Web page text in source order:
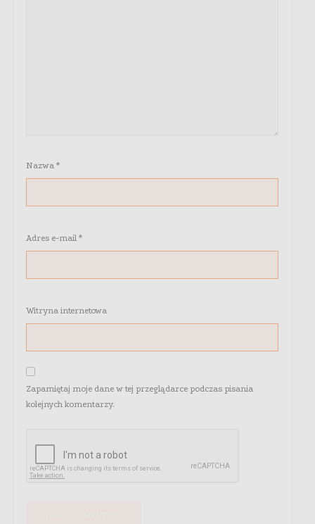
Nazwa *
Adres e-mail *
Witryna internetowa
Zapamiętaj moje dane w tej przeglądarce podczas pisania
kolejnych komentarzy.